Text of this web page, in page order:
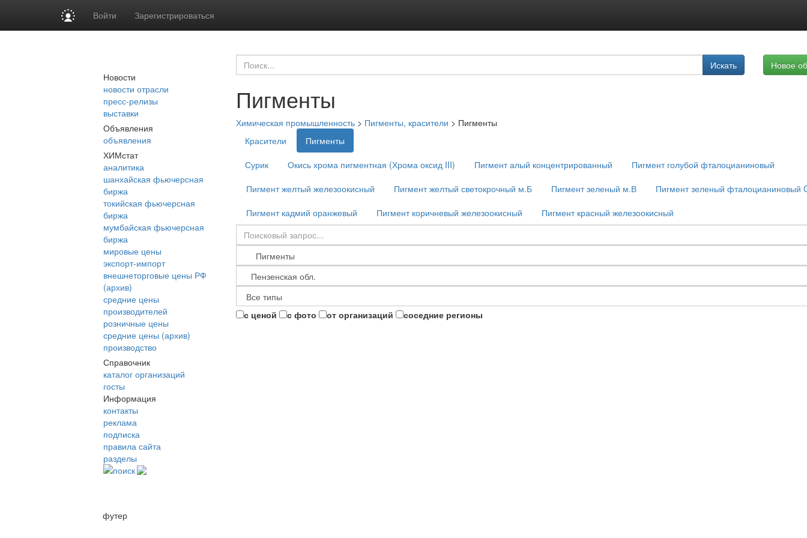
Войти Зарегистрироваться
Новости
новости отрасли
пресс-релизы
выставки
Объявления
объявления
ХИМстат
аналитика
шанхайская фьючерсная
биржа
токийская фьючерсная
биржа
мумбайская фьючерсная
биржа
мировые цены
экспорт-импорт
внешнеторговые цены РФ
(архив)
средние цены
производителей
розничные цены
средние цены (архив)
производство
Справочник
каталог организаций
госты
Информация
контакты
реклама
подписка
правила сайта
разделы
поиск
Искать Новое
Пигменты
Химическая промышленность > Пигменты, красители > Пигменты
Красители
Пигменты
Сурик
Окись хрома пигментная (Хрома оксид III) Пигмент алый концентрированный
Пигмент голубой фталоцианиновый
Пигмент желтый железоокисный
Пигмент желтый светокрочный м.Б Пигмент зеленый м.В
Пигмент зеленый фталоцианиновый
Пигмент кадмий оранжевый
Пигмент коричневый железоокисный Пигмент красный железоокисный
с ценой с фото от организаций соседние регионы
футер